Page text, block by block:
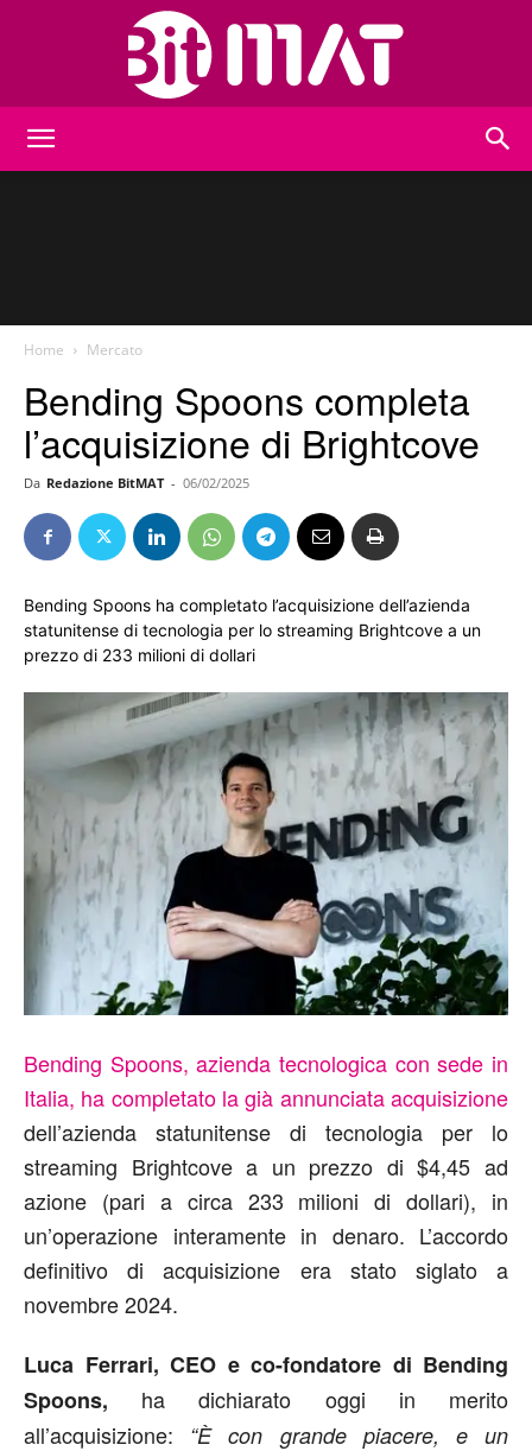
Home Mercato
Bending Spoons completa
l’acquisizione di Brightcove
Da Redazione BitMAT - 06/02/2025
Bending Spoons ha completato l’acquisizione dell’azienda
statunitense di tecnologia per lo streaming Brightcove a un
prezzo di 233 milioni di dollari
Bending Spoons, azienda tecnologica con sede in
Italia, ha completato la già annunciata acquisizione
dell’azienda statunitense di tecnologia per lo
streaming Brightcove a un prezzo di $4,45 ad
azione (pari a circa 233 milioni di dollari), in
un’operazione interamente in denaro. L’accordo
definitivo di acquisizione era stato siglato a
novembre 2024.
Luca Ferrari, CEO e co-fondatore di Bending
Spoons, ha dichiarato oggi in merito
all’acquisizione: “È con grande piacere, e un